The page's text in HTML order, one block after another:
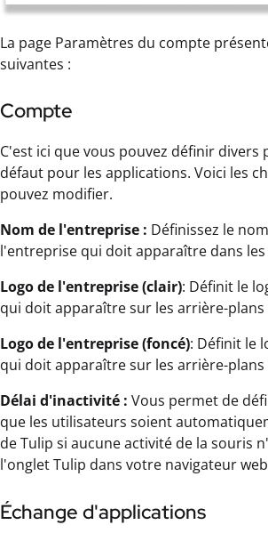
La page Paramètres du compte
suivantes :
Compte
C'est ici que vous pouvez définir divers
défaut pour les applications. Voici les
pouvez modifier.
Nom de l'entreprise : Définissez le
l'entreprise qui doit apparaître dans
Logo de l'entreprise (clair): Définit le
qui doit apparaître sur les arrière-plans
Logo de l'entreprise (foncé): Définit le
qui doit apparaître sur les arrière-plans
Délai d'inactivité : Vous permet de
que les utilisateurs soient
de Tulip si aucune activité de la souris
l'onglet Tulip dans votre navigateur
Échange d'applications